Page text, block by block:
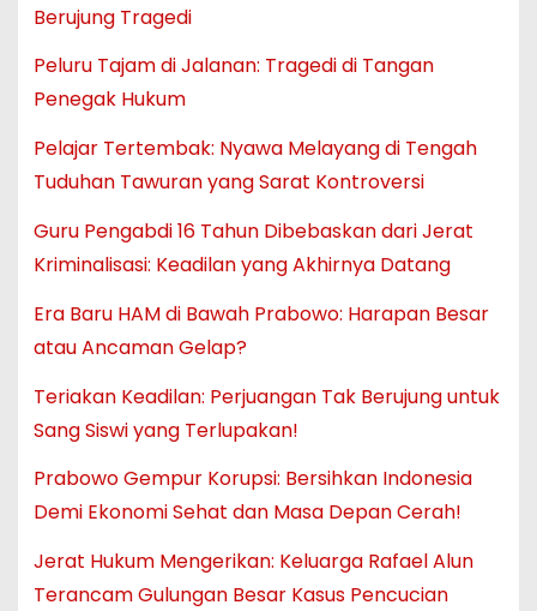
Berujung Tragedi
Peluru Tajam di Jalanan: Tragedi di Tangan
Penegak Hukum
Pelajar Tertembak: Nyawa Melayang di Tengah
Tuduhan Tawuran yang Sarat Kontroversi
Guru Pengabdi 16 Tahun Dibebaskan dari Jerat
Kriminalisasi: Keadilan yang Akhirnya Datang
Era Baru HAM di Bawah Prabowo: Harapan Besar
atau Ancaman Gelap?
Teriakan Keadilan: Perjuangan Tak Berujung untuk
Sang Siswi yang Terlupakan!
Prabowo Gempur Korupsi: Bersihkan Indonesia
Demi Ekonomi Sehat dan Masa Depan Cerah!
Jerat Hukum Mengerikan: Keluarga Rafael Alun
Terancam Gulungan Besar Kasus Pencucian